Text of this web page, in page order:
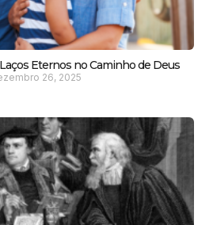
Eternos no Caminho de Deus
26, 2025